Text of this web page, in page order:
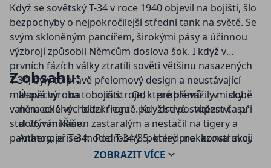
Když se sovětský T-34 v roce 1940 objevil na bojišti, šlo
bezpochyby o nejpokročilejší střední tank na světě. Se
svým skloněným pancířem, širokými pásy a účinnou
výzbrojí způsobil Němcům doslova šok. I když v
prvních fázích války ztratili sověti většinu nasazených
T-34, byly to právě přelomový design a neustávající
masová výroba tohoto stroje, které převážily misky
vah na celé východní frontě. Když se postupem času
stal 76mm kanon zastaralým a nestačil na tigery a
panthery, přišel model T-34/85, který prokazoval svoji
efektivitu až do samotného konce druhé světové války
Z obsahu:
Úspěchy na bojišti: Od problémů v době
německého blitzkriegu po drtivé vítězství při
dobývání Říše.
Anatomie T-34: Podrobný pohled na konstrukci,
motor, podvozek, výzbroj i pracoviště osádky.
ZOBRAZITVÍCE